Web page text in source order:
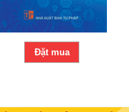
Đặt mua